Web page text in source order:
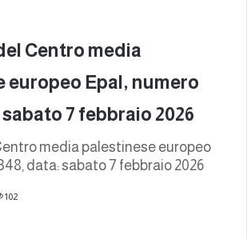
Centro media
europeo Epal, numero
7 febbraio 2026
media palestinese europeo
data: sabato 7 febbraio 2026
102